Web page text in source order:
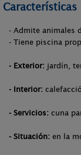
Características
- Admite animales
- Tiene piscina
- Exterior: jardín,
- Interior:
- Servicios: cuna
- Situación: en la